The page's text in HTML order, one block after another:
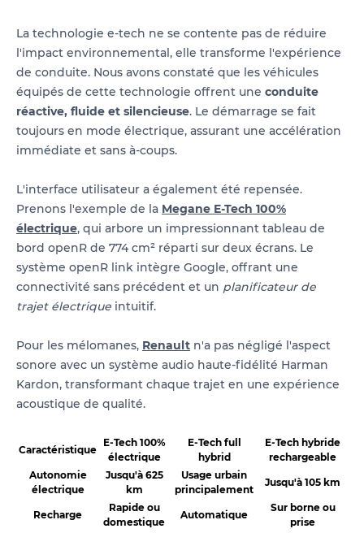
La technologie e-tech ne se contente pas de réduire
l'impact environnemental, elle transforme l'expérience
de conduite. Nous avons constaté que les véhicules
équipés de cette technologie offrent une conduite
réactive, fluide et silencieuse. Le démarrage se fait
toujours en mode électrique, assurant une accélération
immédiate et sans à-coups.
L'interface utilisateur a également été repensée.
Prenons l'exemple de la Megane E-Tech 100%
électrique, qui arbore un impressionnant tableau de
bord openR de 774 cm² réparti sur deux écrans. Le
système openR link intègre Google, offrant une
connectivité sans précédent et un planificateur de
trajet électrique intuitif.
Pour les mélomanes, Renault n'a pas négligé l'aspect
sonore avec un système audio haute-fidélité Harman
Kardon, transformant chaque trajet en une expérience
acoustique de qualité.
Caractéristique
E-Tech 100%
électrique
E-Tech full
hybrid
E-Tech hybride
rechargeable
Autonomie
électrique
Jusqu'à 625
km
Usage urbain
principalement
Jusqu'à 105 km
Recharge
Rapide ou
domestique
Automatique
Sur borne ou
prise